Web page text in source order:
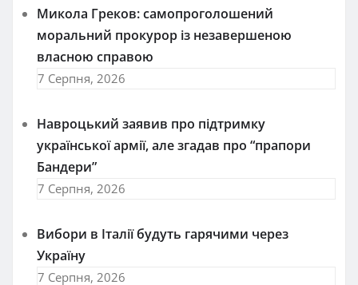
Микола Греков: самопроголошений
моральний прокурор із незавершеною
власною справою
7 Серпня, 2026
Навроцький заявив про підтримку
української армії, але згадав про “прапори
Бандери”
7 Серпня, 2026
Вибори в Італії будуть гарячими через
Україну
7 Серпня, 2026